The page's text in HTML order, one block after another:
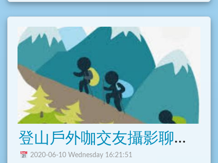
登山戶外咖交友攝影聊天分享群
2020-06-10 Wednesday 16:21:51